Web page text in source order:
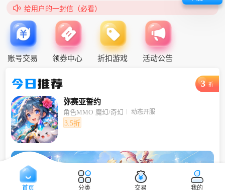
 给用户的一封信（必看）
账号交易 领券中心 折扣游戏 活动公告
今日推荐 3 折
弥赛亚誓约
角色MMO 魔幻/奇幻 动态开服
3.5折
首页 分类 交易 我的